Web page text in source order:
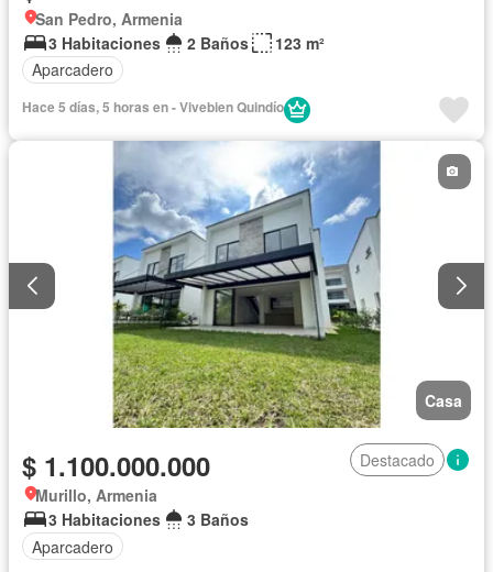
San Pedro, Armenia
3 Habitaciones
2 Baños
123 m²
Aparcadero
Hace 5 días, 5 horas en - Vivebien Quindío
Casa
$ 1.100.000.000
Destacado
Murillo, Armenia
3 Habitaciones
3 Baños
Aparcadero